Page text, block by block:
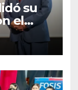
su
el
2026